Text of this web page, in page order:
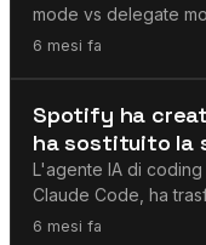
mode vs delegate
usare teams vs sub-
6 mesi fa
Agenti AI
Spotify ha
ha sostituito la
devono sapere
L'agente IA di
Claude Code, ha
migliori ingegneri.
6 mesi fa